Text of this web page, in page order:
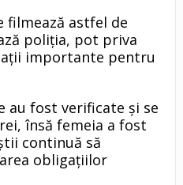
filmează astfel de
poliția, pot priva
importante pentru
au fost verificate și se
însă femeia a fost
continuă să
obligațiilor